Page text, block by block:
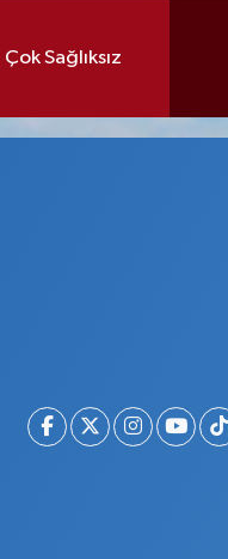
Çok Sağlıksız